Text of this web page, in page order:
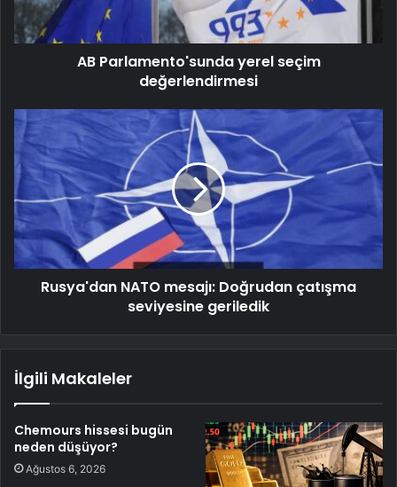
AB Parlamento'sunda yerel seçim
değerlendirmesi
Rusya'dan NATO mesajı: Doğrudan çatışma
seviyesine geriledik
İlgili Makaleler
Chemours hissesi bugün
neden düşüyor?
Ağustos 6, 2026